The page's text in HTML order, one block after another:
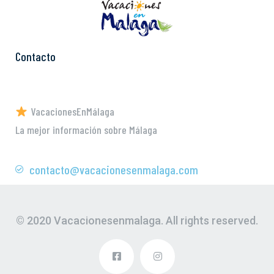
Contacto
VacacionesEnMálaga
La mejor información sobre Málaga
contacto@vacacionesenmalaga.com
© 2020 Vacacionesenmalaga. All rights reserved.